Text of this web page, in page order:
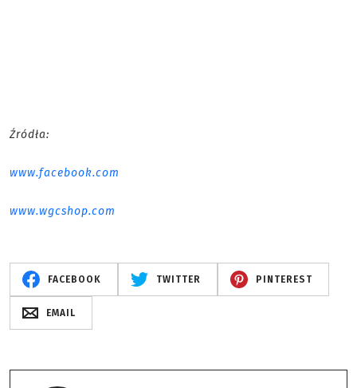
Źródła:
www.facebook.com
www.wgcshop.com
FACEBOOK TWITTER PINTEREST
EMAIL